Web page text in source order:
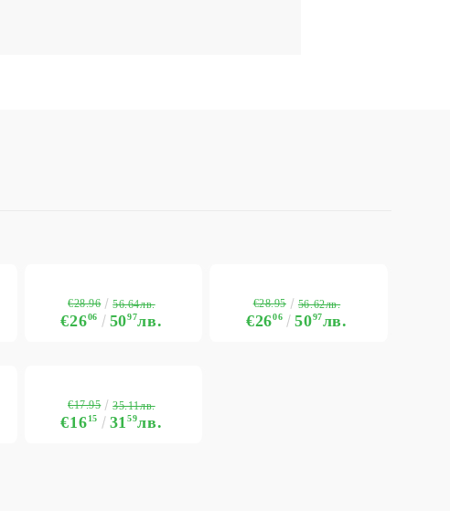
€2606 5097лв.
€28.96 56.64лв.
€2606 5097лв.
€28.95 56.62лв.
€1615 3159лв.
€17.95 35.11лв.